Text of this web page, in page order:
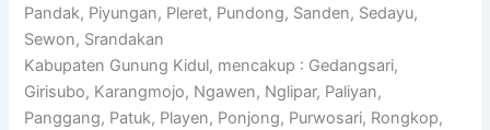
Pandak, Piyungan, Pleret, Pundong, Sanden, Sedayu,
Sewon, Srandakan
Kabupaten Gunung Kidul, mencakup : Gedangsari,
Girisubo, Karangmojo, Ngawen, Nglipar, Paliyan,
Panggang, Patuk, Playen, Ponjong, Purwosari, Rongkop,